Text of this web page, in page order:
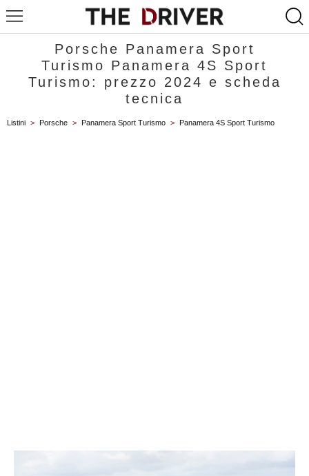
Porsche Panamera Sport
Turismo Panamera 4S Sport
Turismo: prezzo 2024 e scheda
tecnica
Listini > Porsche > Panamera Sport Turismo > Panamera 4S Sport Turismo